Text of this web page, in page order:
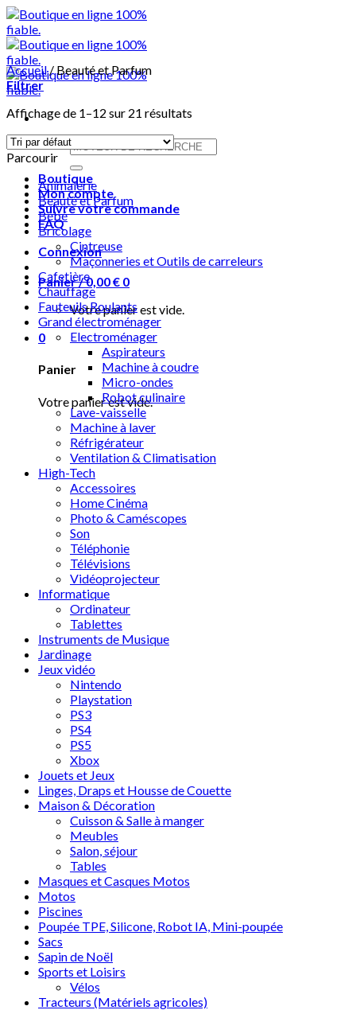
Skip
to
content
Recherche
pour :
Boutique
Mon compte
Suivre votre commande
FAQ
Connexion
Panier /0,00€ 0
Votre panier est vide.
0
Panier
Votre panier est vide.
Accueil /Beauté et Parfum
Filtrer
Affichage de 1–12 sur 21 résultats
Parcourir
Animalerie
Beauté et Parfum
Bébé
Bricolage
Cintreuse
Maçonneries et Outils de carreleurs
Cafetière
Chauffage
Fauteuils Roulants
Grand électroménager
Electroménager
Aspirateurs
Machine à coudre
Micro-ondes
Robot culinaire
Lave-vaisselle
Machine à laver
Réfrigérateur
Ventilation & Climatisation
High-Tech
Accessoires
Home Cinéma
Photo & Caméscopes
Son
Téléphonie
Télévisions
Vidéoprojecteur
Informatique
Ordinateur
Tablettes
Instruments de Musique
Jardinage
Jeux vidéo
Nintendo
Playstation
PS3
PS4
PS5
Xbox
Jouets et Jeux
Linges, Draps et Housse de Couette
Maison & Décoration
Cuisson & Salle à manger
Meubles
Salon, séjour
Tables
Masques et Casques Motos
Motos
Piscines
Poupée TPE, Silicone, Robot IA, Mini-poupée
Sacs
Sapin de Noël
Sports et Loisirs
Vélos
Tracteurs (Matériels agricoles)